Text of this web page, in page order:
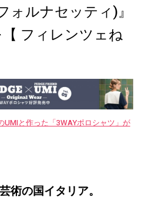
ォルナセッティ)』
フィレンツェね
UMIと作った「3WAYポロシャツ」が
術の国イタリア。